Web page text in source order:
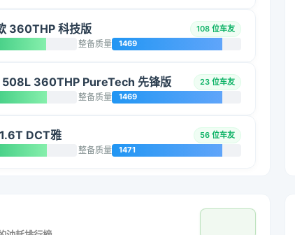
360THP 科技版 108 位车友
整备质量 1469
360THP PureTech 先锋版 23 位车友
整备质量 1469
DCT雅 56 位车友
整备质量 1471